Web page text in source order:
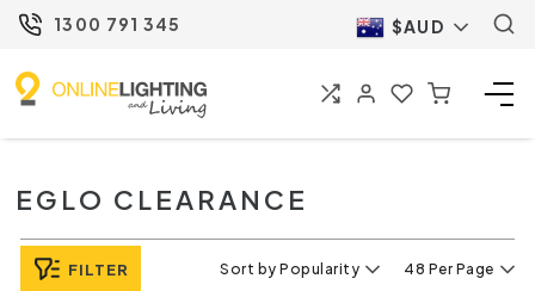
1300 791 345 $AUD
EGLO CLEARANCE
FILTER Sort by Popularity 48 Per Page